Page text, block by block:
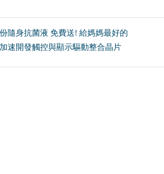
隨身抗菌液 免費送! 給媽媽最好的
速開發觸控與顯示驅動整合晶片